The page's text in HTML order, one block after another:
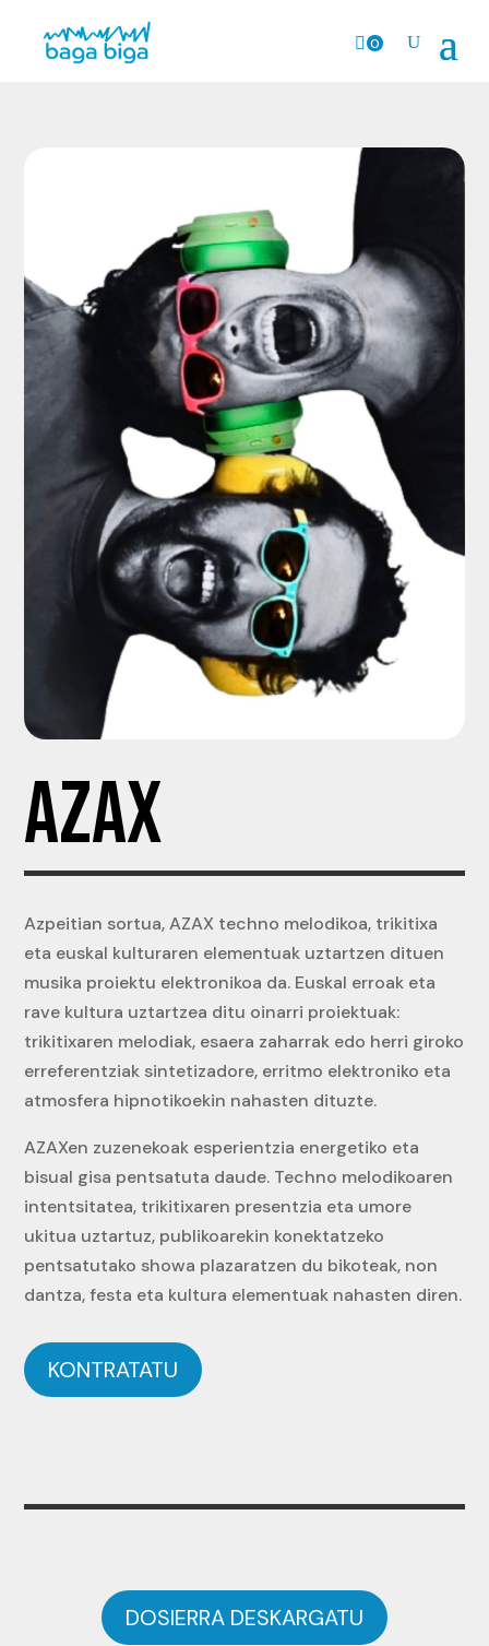
0
AZAX
Azpeitian sortua, AZAX techno melodikoa, trikitixa
eta euskal kulturaren elementuak uztartzen dituen
musika proiektu elektronikoa da. Euskal erroak eta
rave kultura uztartzea ditu oinarri proiektuak:
trikitixaren melodiak, esaera zaharrak edo herri giroko
erreferentziak sintetizadore, erritmo elektroniko eta
atmosfera hipnotikoekin nahasten dituzte.
AZAXen zuzenekoak esperientzia energetiko eta
bisual gisa pentsatuta daude. Techno melodikoaren
intentsitatea, trikitixaren presentzia eta umore
ukitua uztartuz, publikoarekin konektatzeko
pentsatutako showa plazaratzen du bikoteak, non
dantza, festa eta kultura elementuak nahasten diren.
KONTRATATU
DOSIERRA DESKARGATU